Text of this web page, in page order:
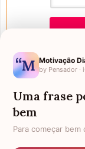
Motivação
by Pensador ·
Uma frase
bem
Para começar